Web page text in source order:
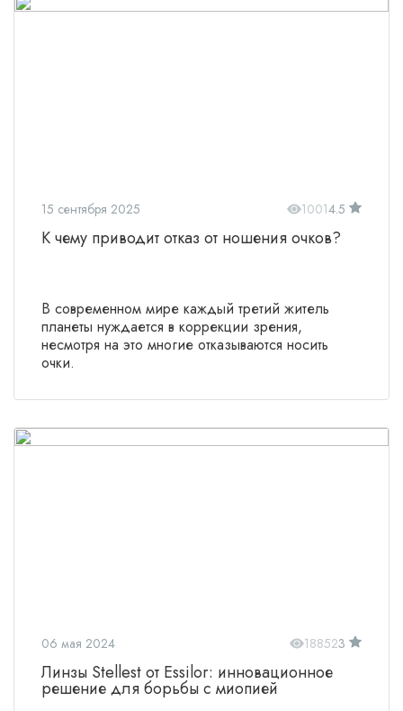
15 сентября 2025 10014.5
К чему приводит отказ от ношения очков?
В современном мире каждый третий житель
планеты нуждается в коррекции зрения,
несмотря на это многие отказываются носить
очки.
06 мая 2024 188523
Линзы Stellest от Essilor: инновационное
решение для борьбы с миопией